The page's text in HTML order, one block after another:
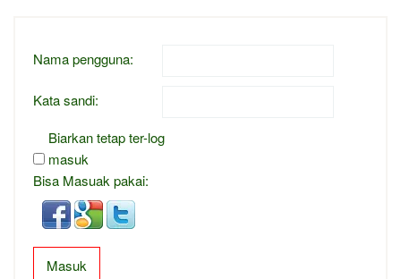
Nama pengguna:
Kata sandi:
Biarkan tetap ter-log
masuk
Bisa Masuak pakai:
Masuk